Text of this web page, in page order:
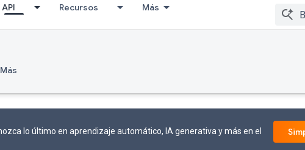
API Recursos Más
Más
lo último en aprendizaje automático, IA generativa y más en el